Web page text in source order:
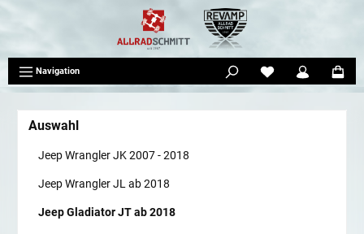
Navigation
Auswahl
Jeep Wrangler JK 2007 - 2018
Jeep Wrangler JL ab 2018
Jeep Gladiator JT ab 2018